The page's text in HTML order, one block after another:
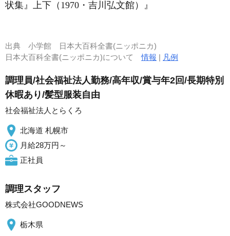
状集』上下（1970・吉川弘文館）』
出典 小学館 日本大百科全書(ニッポニカ)
日本大百科全書(ニッポニカ)について情報 | 凡例
調理員/社会福祉法人勤務/高年収/賞与年2回/長期特別
休暇あり/髪型服装自由
社会福祉法人とらくろ
北海道 札幌市
月給28万円～
正社員
調理スタッフ
株式会社GOODNEWS
栃木県